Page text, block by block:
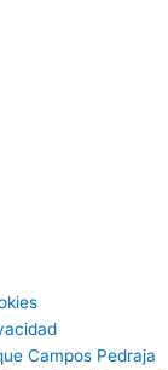
Campos Pedraja